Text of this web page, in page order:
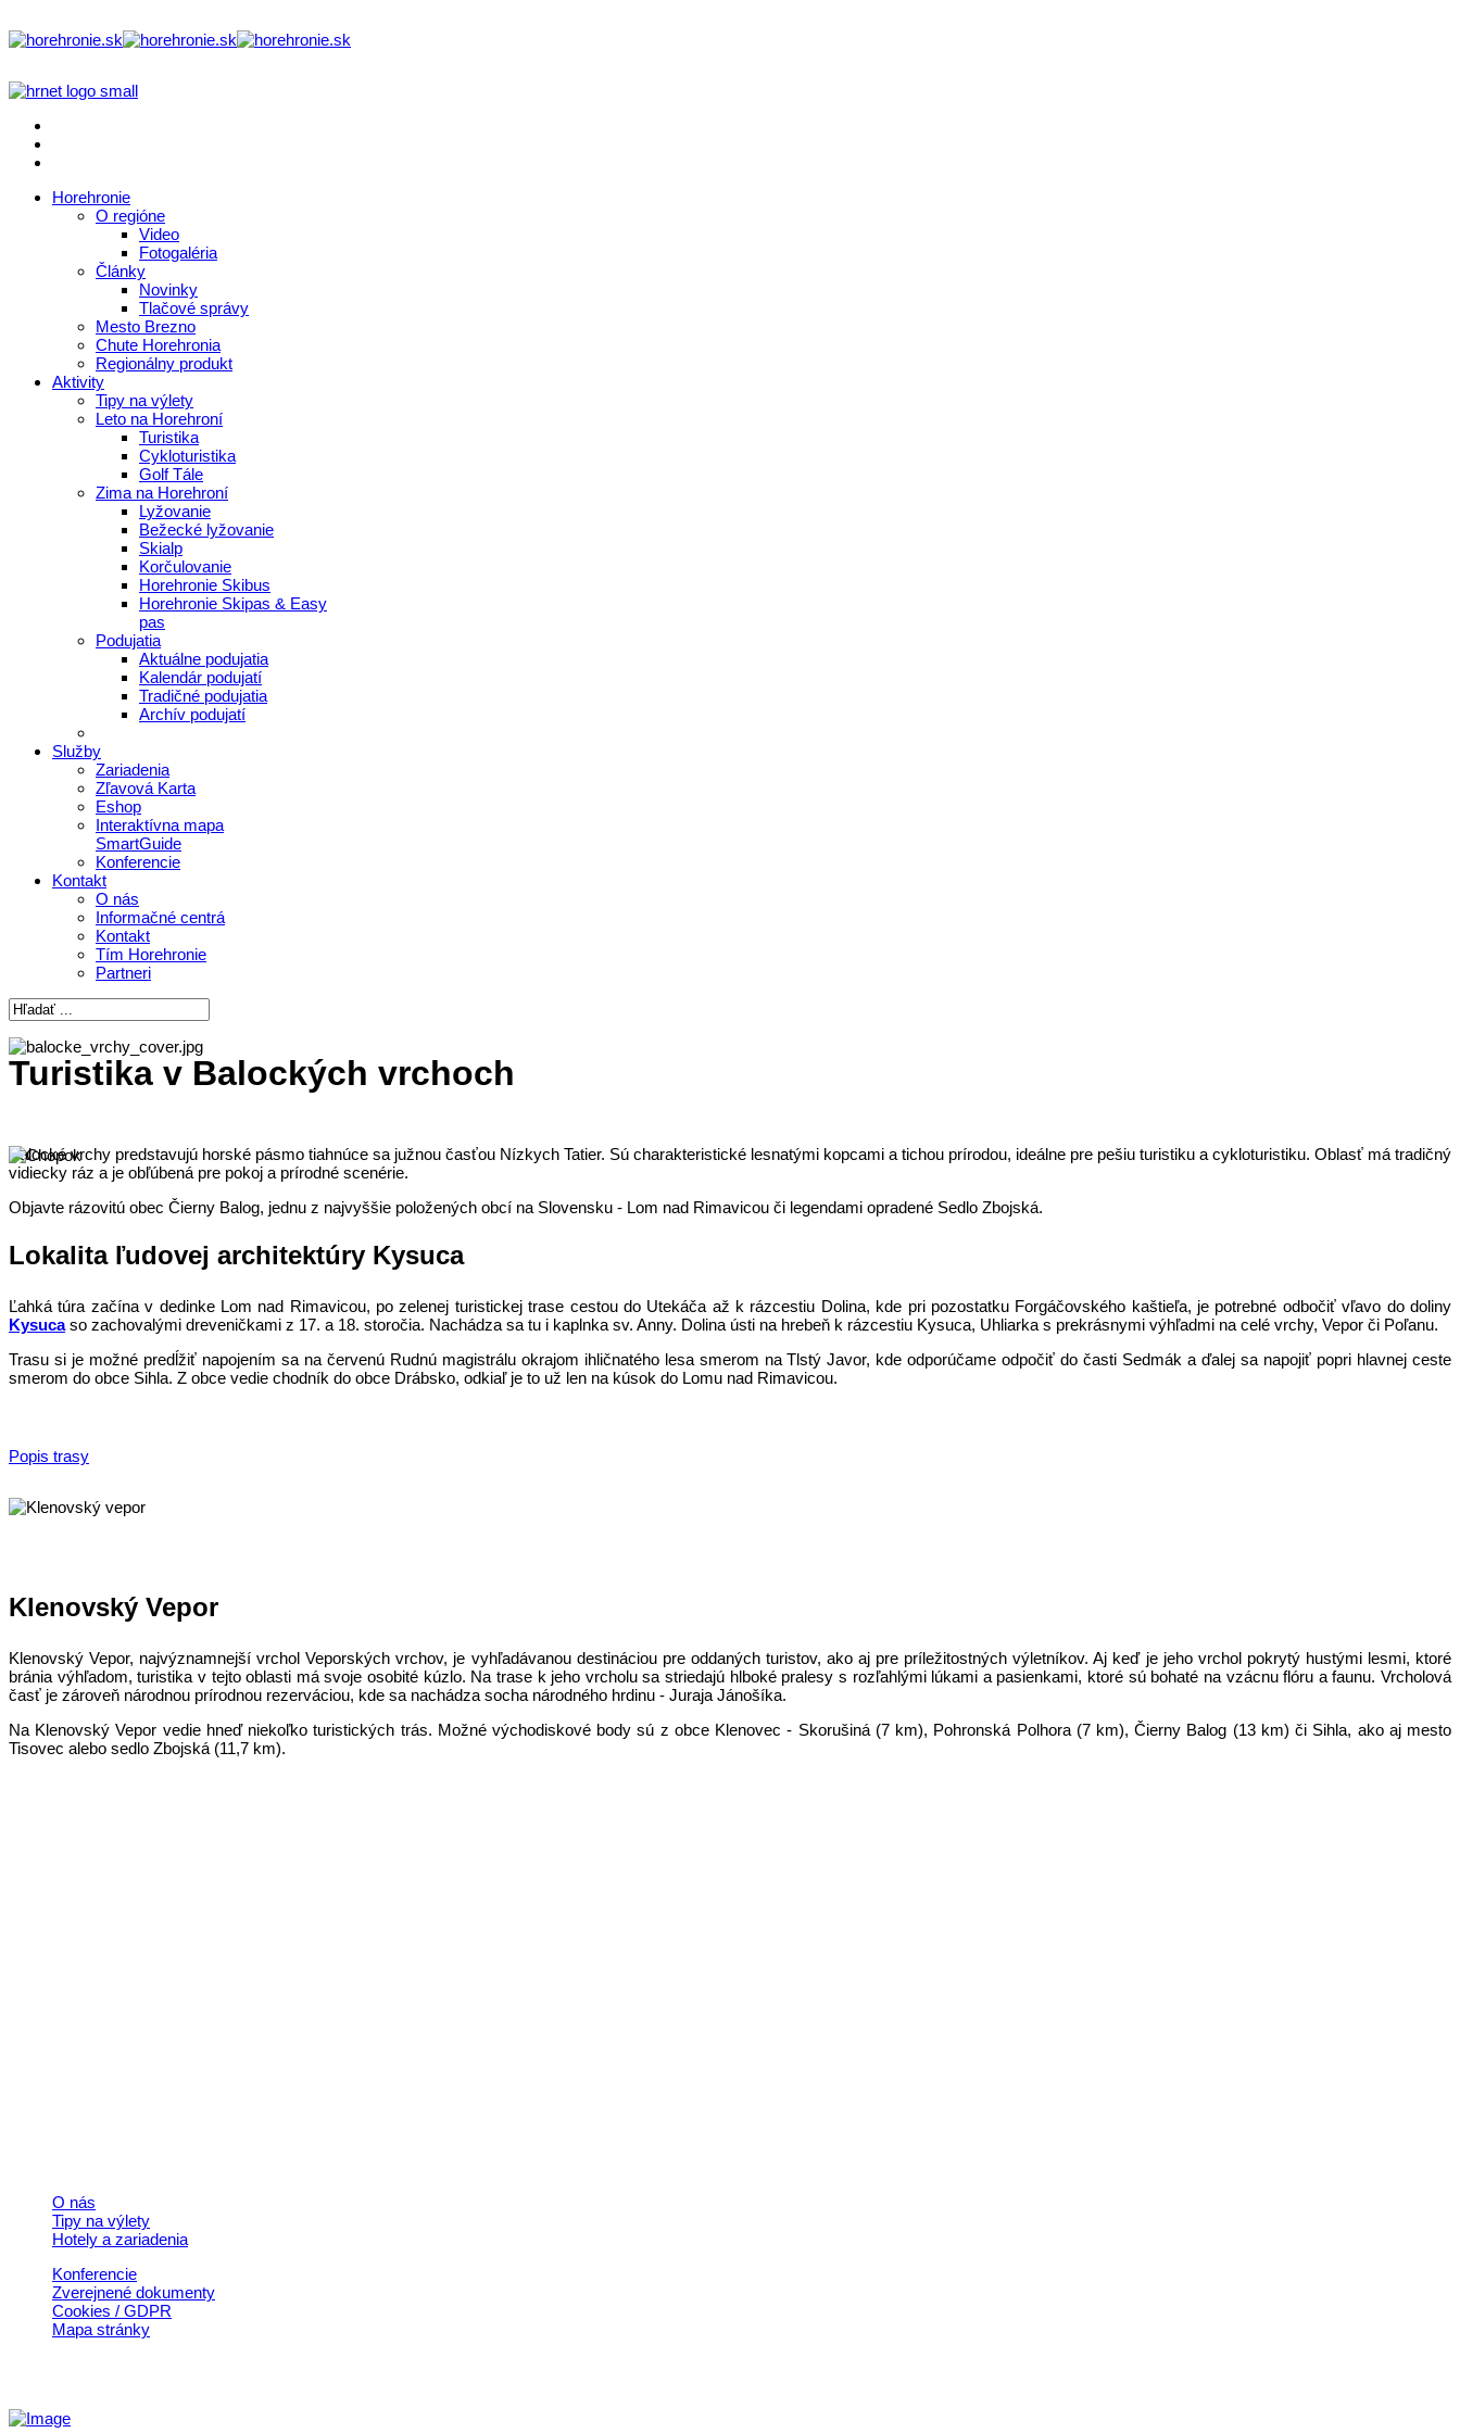
Horehronie
O regióne
Video
Fotogaléria
Články
Novinky
Tlačové správy
Mesto Brezno
Chute Horehronia
Regionálny produkt
Aktivity
Tipy na výlety
Leto na Horehroní
Turistika
Cykloturistika
Golf Tále
Zima na Horehroní
Lyžovanie
Bežecké lyžovanie
Skialp
Korčulovanie
Horehronie Skibus
Horehronie Skipas & Easy
pas
Podujatia
Aktuálne podujatia
Kalendár podujatí
Tradičné podujatia
Archív podujatí
Služby
Zariadenia
Zľavová Karta
Eshop
Interaktívna mapa
SmartGuide
Konferencie
Kontakt
O nás
Informačné centrá
Kontakt
Tím Horehronie
Partneri
Turistika v Balockých vrchoch
Balocké vrchy predstavujú horské pásmo tiahnúce sa južnou časťou Nízkych Tatier. Sú charakteristické lesnatými kopcami a tichou prírodou, ideálne pre pešiu turistiku a cykloturistiku. Oblasť má tradičný
vidiecky ráz a je obľúbená pre pokoj a prírodné scenérie.
Objavte rázovitú obec Čierny Balog, jednu z najvyššie položených obcí na Slovensku - Lom nad Rimavicou či legendami opradené Sedlo Zbojská.
Lokalita ľudovej architektúry Kysuca
Ľahká túra začína v dedinke Lom nad Rimavicou, po zelenej turistickej trase cestou do Utekáča až k rázcestiu Dolina, kde pri pozostatku Forgáčovského kaštieľa, je potrebné odbočiť vľavo do doliny
Kysucaso zachovalými dreveničkami z 17. a 18. storočia. Nachádza sa tu i kaplnka sv. Anny. Dolina ústi na hrebeň k rázcestiu Kysuca, Uhliarka s prekrásnymi výhľadmi na celé vrchy, Vepor či Poľanu.
Trasu si je možné predĺžiť napojením sa na červenú Rudnú magistrálu okrajom ihličnatého lesa smerom na Tlstý Javor, kde odporúčame odpočiť do časti Sedmák a ďalej sa napojiť popri hlavnej ceste
smerom do obce Sihla. Z obce vedie chodník do obce Drábsko, odkiaľ je to už len na kúsok do Lomu nad Rimavicou.
Popis trasy
Klenovský Vepor
Klenovský Vepor, najvýznamnejší vrchol Veporských vrchov, je vyhľadávanou destináciou pre oddaných turistov, ako aj pre príležitostných výletníkov. Aj keď je jeho vrchol pokrytý hustými lesmi, ktoré
bránia výhľadom, turistika v tejto oblasti má svoje osobité kúzlo. Na trase k jeho vrcholu sa striedajú hlboké pralesy s rozľahlými lúkami a pasienkami, ktoré sú bohaté na vzácnu flóru a faunu. Vrcholová
časť je zároveň národnou prírodnou rezerváciou, kde sa nachádza socha národného hrdinu - Juraja Jánošíka.
Na Klenovský Vepor vedie hneď niekoľko turistických trás. Možné východiskové body sú z obce Klenovec - Skorušiná (7 km), Pohronská Polhora (7 km), Čierny Balog (13 km) či Sihla, ako aj mesto
Tisovec alebo sedlo Zbojská (11,7 km).
O nás
Tipy na výlety
Hotely a zariadenia
Konferencie
Zverejnené dokumenty
Cookies / GDPR
Mapa stránky